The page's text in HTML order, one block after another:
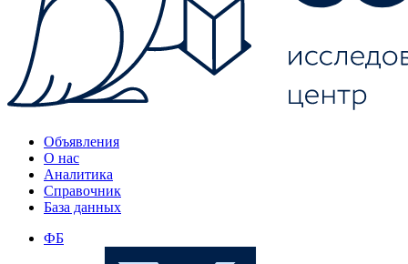
Объявления
О нас
Аналитика
Справочник
База данных
ФБ